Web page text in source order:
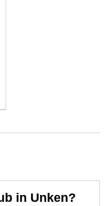
in Unken?